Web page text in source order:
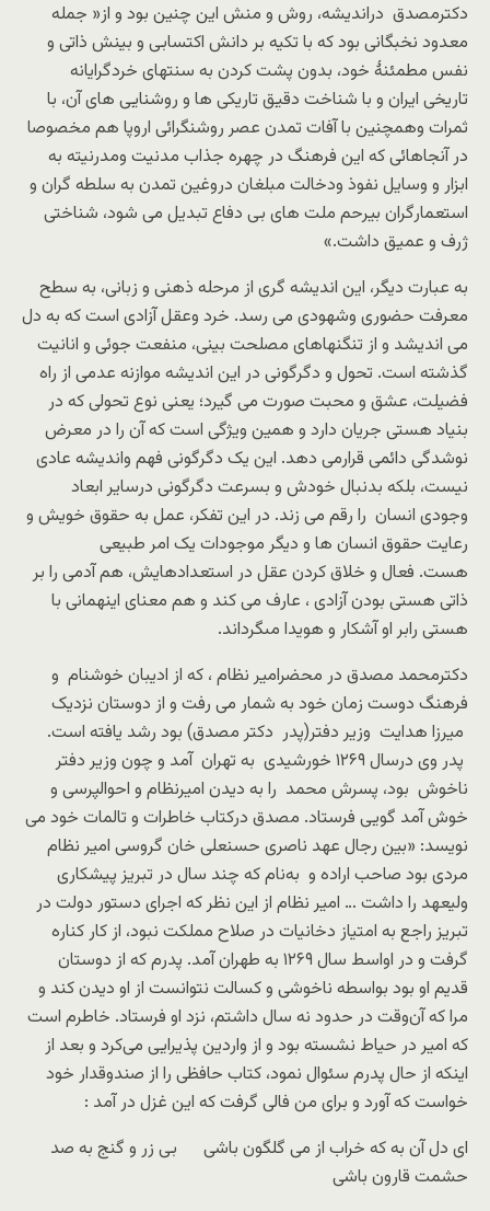
دکترمصدق دراندیشه، روش و منش این چنین بود و از« جمله
معدود نخبگانی بود که با تکیه بر دانش اکتسابی و بینش ذاتی و
نفس مطمئنۀ خود، بدون پشت کردن به سنتهای خردگرایانه
تاریخی ایران و با شناخت دقیق تاریکی ها و روشنایی های آن، با
ثمرات وهمچنین با آفات تمدن عصر روشنگرائی اروپا هم مخصوصا
در آنجاهائی که این فرهنگ در چهره جذاب مدنیت ومدرنیته به
ابزار و وسایل نفوذ ودخالت مبلغان دروغین تمدن به سلطه گران و
استعمارگران بیرحم ملت های بی دفاع تبدیل می شود، شناختی
ژرف و عمیق داشت.»
به عبارت دیگر، این اندیشه گری از مرحله ذهنی و زبانی، به سطح
معرفت حضوری وشهودی می رسد. خرد وعقل آزادی است که به دل
می اندیشد و از تنگنهاهای مصلحت بینی، منفعت جوئی و انانیت
گذشته است. تحول و دگرگونی در این اندیشه موازنه عدمی از راه
فضیلت، عشق و محبت صورت می گیرد؛ یعنی نوع تحولی که در
بنیاد هستی جریان دارد و همین ویژگی است که آن را در معرض
نوشدگی دائمی قرارمی دهد. این یک دگرگونی فهم واندیشه عادی
نیست، بلکه بدنبال خودش و بسرعت دگرگونی درسایر ابعاد
وجودی انسان را رقم می زند. در این تفکر، عمل به حقوق خویش و
رعایت حقوق انسان ها و دیگر موجودات یک امر طبیعی
هست. فعال و خلاق کردن عقل در استعدادهایش، هم آدمى را بر
ذاتى هستى بودن آزادى ، عارف می کند و هم معناى اینهمانى با
هستى رابر او آشکار و هویدا مى‏گرداند.
دکترمحمد مصدق در محضرامیر نظام ، که از ادیبان خوشنام و
فرهنگ دوست زمان خود به شمار می رفت و از دوستان نزدیک
میرزا هدایت وزیر دفتر(پدر دکتر مصدق) بود رشد یافته است.
پدر وی درسال ۱۲۶۹ خورشیدی به تهران آمد و چون وزیر دفتر
ناخوش بود، پسرش محمد را به دیدن امیرنظام و احوالپرسی و
خوش آمد گویی فرستاد. مصدق درکتاب خاطرات و تالمات خود می
نویسد: «بین رجال عهد ناصری حسنعلی خان گروسی امیر نظام
مردی بود صاحب اراده و به‌نام که چند سال در تبریز پیشکاری
ولیعهد را داشت … امیر نظام از این نظر که اجرای دستور دولت در
تبریز راجع به امتیاز دخانیات در صلاح مملکت نبود، از کار کناره
گرفت و در اواسط سال ۱۲۶۹ به طهران آمد. پدرم که از دوستان
قدیم او بود بواسطه‌‌ ناخوشی و کسالت نتوانست از او دیدن کند و
مرا که آن‌وقت در حدود نه سال داشتم، نزد او فرستاد. خاطرم است
که امیر در حیاط نشسته بود و از واردین پذیرایی می‌کرد و بعد از
اینکه از حال پدرم سئوال نمود، کتاب حافظی را از صندوقدار خود
خواست که آورد و برای من فالی گرفت که این غزل در آمد :
ای دل آن به که خراب از می گلگون باشی بی ‌زر و گنج به صد
حشمت قارون باشی